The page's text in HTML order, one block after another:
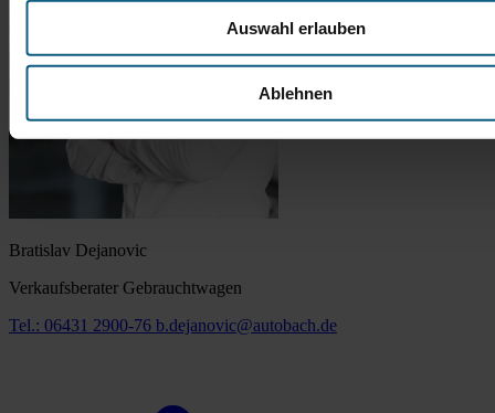
Auswahl erlauben
Ablehnen
Bratislav Dejanovic
Verkaufsberater Gebrauchtwagen
Tel.: 06431 2900-76 b.dejanovic@autobach.de